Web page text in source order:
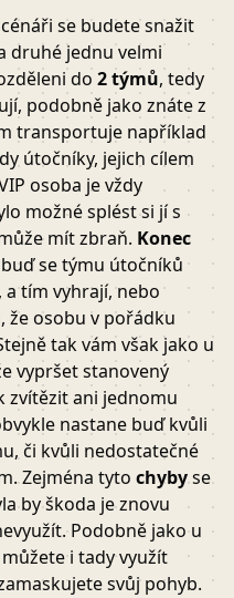
se budete snažit
druhé jednu velmi
do 2 týmů, tedy
podobně jako znáte z
transportuje například
útočníky, jejich cílem
osoba je vždy
možné splést si jí s
mít zbraň. Konec
se týmu útočníků
tím vyhrají, nebo
že osobu v pořádku
tak vám však jako u
vypršet stanovený
zvítězit ani jednomu
nastane buď kvůli
či kvůli nedostatečné
Zejména tyto chybyse
by škoda je znovu
Podobně jako u
i tady využít
svůj pohyb.